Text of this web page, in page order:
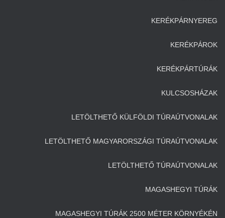
KERÉKPÁRNYEREG
KERÉKPÁROK
KERÉKPÁRTÚRÁK
KULCSOSHÁZAK
LETÖLTHETŐ KÜLFÖLDI TÚRAÚTVONALAK
LETÖLTHETŐ MAGYARORSZÁGI TÚRAÚTVONALAK
LETÖLTHETŐ TÚRAÚTVONALAK
MAGASHEGYI TÚRÁK
MAGASHEGYI TÚRÁK 2500 MÉTER KÖRNYÉKÉN